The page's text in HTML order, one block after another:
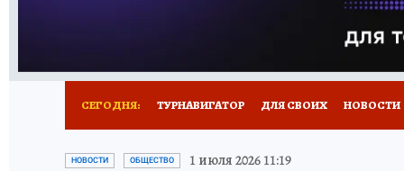
СЕГОДНЯ: ТУРНАВИГАТОР ДЛЯ СВОИХ НОВОСТИ
НАДЕЖНЫЕ РАБОТОДАТЕЛИ
НОВОСТИ ОБЩЕСТВО 1 июля 2026 11:19